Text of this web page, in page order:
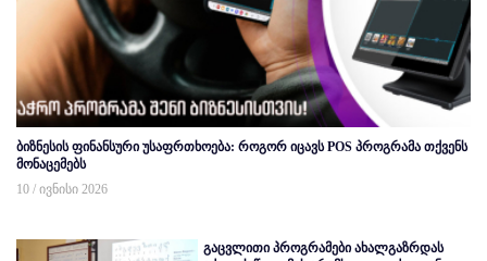
ბიზნესის ფინანსური უსაფრთხოება: როგორ იცავს POS პროგრამა თქვენს
მონაცემებს
10 / ივნისი 2026
გაცვლითი პროგრამები ახალგაზრდას